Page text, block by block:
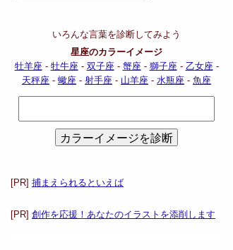
いろんな言葉を診断してみよう
星座のカラーイメージ
牡羊座- 牡牛座- 双子座- 蟹座- 獅子座- 乙女座-
天秤座 - 蠍座 - 射手座 - 山羊座 - 水瓶座 - 魚座
[PR] 捕まえられるといえば
[PR] 創作を応援！あなたのイラストを添削します